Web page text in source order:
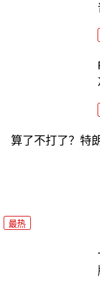
算了不打了？特
最热